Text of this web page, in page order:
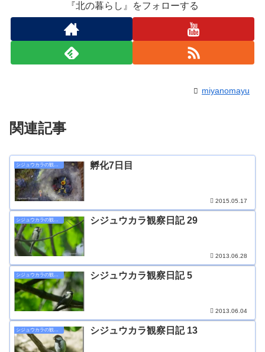
『北の暮らし』をフォローする
miyanomayu
関連記事
シジュウカラの観察日記 孵化7日目
2015.05.17
シジュウカラの観察日記 シジュウカラ観察日記 29
2013.06.28
シジュウカラ観察日記 5
2013.06.04
シジュウカラ観察日記 13